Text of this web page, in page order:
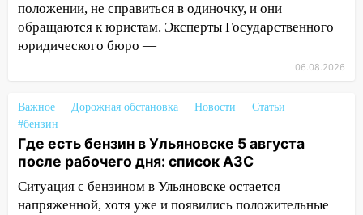
10:16
Внимание! В Ульяновской области
объявлена ракетная опасность
В Старомайнском районе утонул
09:50
В Ульяновске черный коршун
застрял в тепловозе
09:44 Ульяновские спасатели помогли
юному велосипедисту на улице
Чернышевского
положении, не справиться в одиночку, и они
обращаются к юристам. Эксперты Государственного
юридического бюро —
06.08.2026
Важное Дорожная обстановка Новости
Статьи
#бензин
Где есть бензин в Ульяновске 5 августа
после рабочего дня: список АЗС
Ситуация с бензином в Ульяновске остается
напряженной, хотя уже и появились положительные